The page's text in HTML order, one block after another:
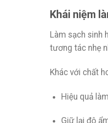
Khái niệm
Làm sạch sinh
tương tác nhẹ
Khác với chất
Hiệu quả
Giữ lại độ